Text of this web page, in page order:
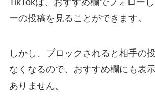
TikTokは、おすすめ欄でフォロー
ーの投稿を見ることができます。
しかし、ブロックされると相手の
なくなるので、おすすめ欄にも表
ありません。